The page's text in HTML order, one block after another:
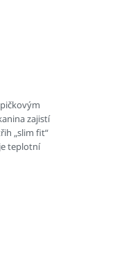
zajistí
„slim fit“
teplotní